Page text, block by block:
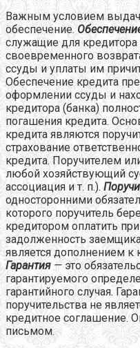
Важным условием
обеспечение.
служащие для кредитора
своевременного
ссуды и уплаты им
Обеспечение кредита
оформлении ссуды и
кредитора (банка)
погашения кредита.
кредита являются
страхование
кредита. Поручителем
любой хозяйствующий
ассоциация и т. п.).
односторонними
которого поручитель
кредитором оплатить
задолженность
является дополнением
Гарантия — это
гарантируемого
гарантийного случая.
поручительства не
кредитное соглашение.
письмом.